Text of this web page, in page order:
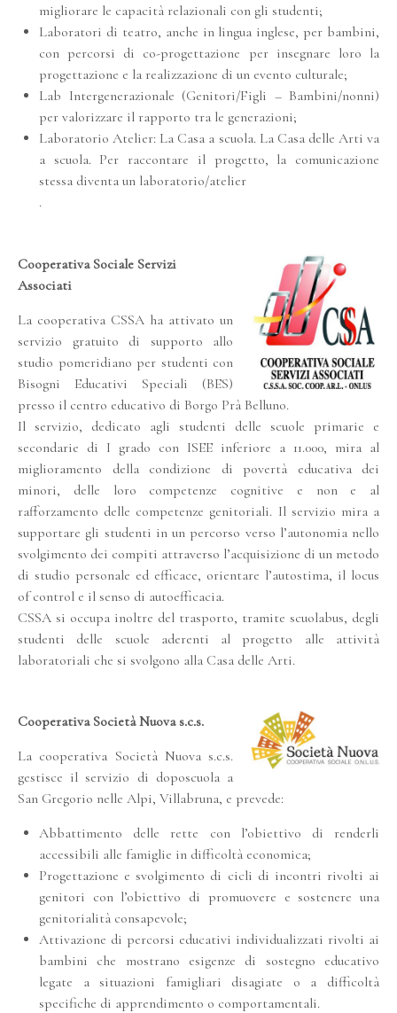
migliorare le capacità relazionali con gli studenti;
Laboratori di teatro, anche in lingua inglese, per bambini,
con percorsi di co-progettazione per insegnare loro la
progettazione e la realizzazione di un evento culturale;
Lab Intergenerazionale (Genitori/Figli – Bambini/nonni)
per valorizzare il rapporto tra le generazioni;
Laboratorio Atelier: La Casa a scuola. La Casa delle Arti va
a scuola. Per raccontare il progetto, la comunicazione
stessa diventa un laboratorio/atelier
.
Cooperativa Sociale Servizi
Associati
La cooperativa CSSA ha attivato un
servizio gratuito di supporto allo
studio pomeridiano per studenti con
Bisogni Educativi Speciali (BES)
presso il centro educativo di Borgo Prà Belluno.
Il servizio, dedicato agli studenti delle scuole primarie e
secondarie di I grado con ISEE inferiore a 11.000, mira al
miglioramento della condizione di povertà educativa dei
minori, delle loro competenze cognitive e non e al
rafforzamento delle competenze genitoriali. Il servizio mira a
supportare gli studenti in un percorso verso l’autonomia nello
svolgimento dei compiti attraverso l’acquisizione di un metodo
di studio personale ed efficace, orientare l’autostima, il locus
of control e il senso di autoefficacia.
CSSA si occupa inoltre del trasporto, tramite scuolabus, degli
studenti delle scuole aderenti al progetto alle attività
laboratoriali che si svolgono alla Casa delle Arti.
Cooperativa Società Nuova s.c.s.
La cooperativa Società Nuova s.c.s.
gestisce il servizio di doposcuola a
San Gregorio nelle Alpi, Villabruna, e prevede:
Abbattimento delle rette con l’obiettivo di renderli
accessibili alle famiglie in difficoltà economica;
Progettazione e svolgimento di cicli di incontri rivolti ai
genitori con l’obiettivo di promuovere e sostenere una
genitorialità consapevole;
Attivazione di percorsi educativi individualizzati rivolti ai
bambini che mostrano esigenze di sostegno educativo
legate a situazioni famigliari disagiate o a difficoltà
specifiche di apprendimento o comportamentali.